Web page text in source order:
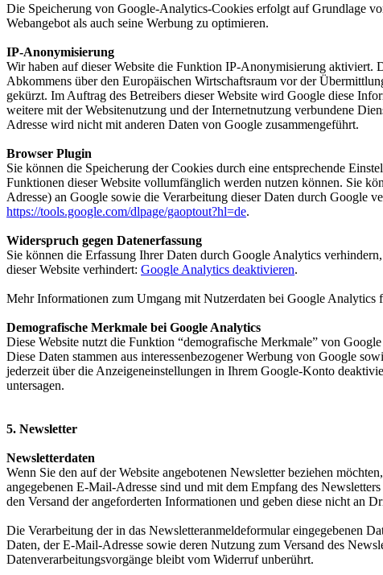
Die Speicherung von Google-Analytics-Cookies erfolgt auf Grundlage
Webangebot als auch seine Werbung zu optimieren.
IP-Anonymisierung
Wir haben auf dieser Website die Funktion IP-Anonymisierung aktiviert.
Abkommens über den Europäischen Wirtschaftsraum vor der
gekürzt. Im Auftrag des Betreibers dieser Website wird Google diese
weitere mit der Websitenutzung und der Internetnutzung verbundene
Adresse wird nicht mit anderen Daten von Google zusammengeführt.
Browser Plugin
Sie können die Speicherung der Cookies durch eine entsprechende
Funktionen dieser Website vollumfänglich werden nutzen können. Sie
Adresse) an Google sowie die Verarbeitung dieser Daten durch Google
https://tools.google.com/dlpage/gaoptout?hl=de.
Widerspruch gegen Datenerfassung
Sie können die Erfassung Ihrer Daten durch Google Analytics
dieser Website verhindert: Google Analytics deaktivieren.
Mehr Informationen zum Umgang mit Nutzerdaten bei Google Analytics
Demografische Merkmale bei Google Analytics
Diese Website nutzt die Funktion “demografische Merkmale” von
Diese Daten stammen aus interessenbezogener Werbung von Google
jederzeit über die Anzeigeneinstellungen in Ihrem Google-Konto
untersagen.
5. Newsletter
Newsletterdaten
Wenn Sie den auf der Website angebotenen Newsletter beziehen
angegebenen E-Mail-Adresse sind und mit dem Empfang des
den Versand der angeforderten Informationen und geben diese nicht an
Die Verarbeitung der in das Newsletteranmeldeformular eingegebenen
Daten, der E-Mail-Adresse sowie deren Nutzung zum Versand des
Datenverarbeitungsvorgänge bleibt vom Widerruf unberührt.